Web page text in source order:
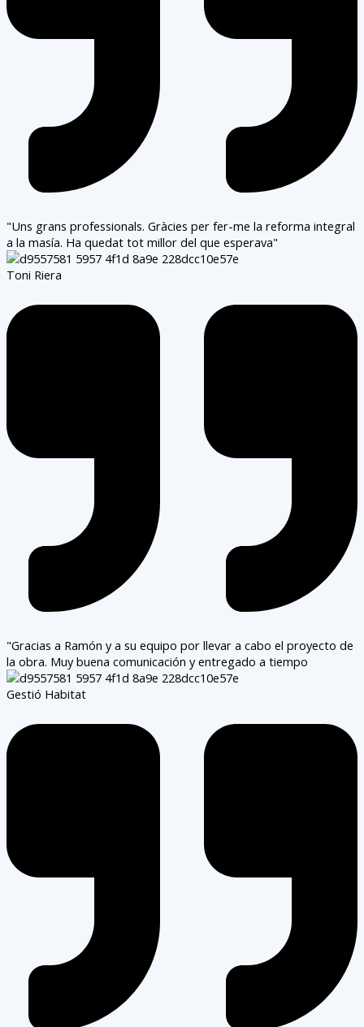
"Uns grans professionals. Gràcies per fer-me la reforma integral
a la masía. Ha quedat tot millor del que esperava"
Toni Riera
"Gracias a Ramón y a su equipo por llevar a cabo el proyecto de
la obra. Muy buena comunicación y entregado a tiempo
Gestió Habitat